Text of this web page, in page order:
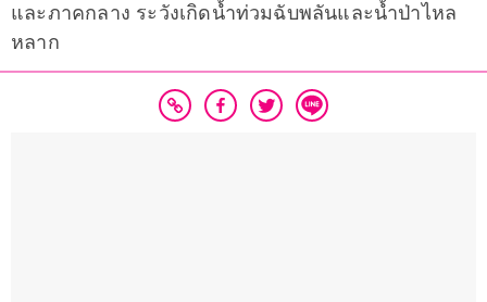
และภาคกลาง ระวังเกิดน้ำท่วมฉับพลันและน้ำป่าไหล
หลาก